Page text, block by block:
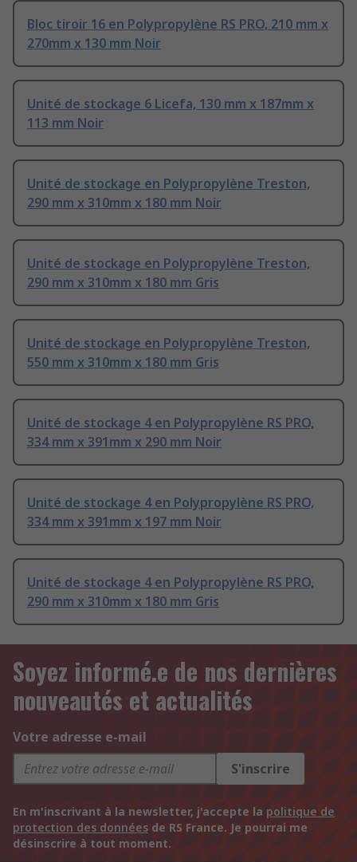
Bloc tiroir 16 en Polypropylène RS PRO, 210 mm x
270mm x 130 mm Noir
Unité de stockage 6 Licefa, 130 mm x 187mm x
113 mm Noir
Unité de stockage en Polypropylène Treston,
290 mm x 310mm x 180 mm Noir
Unité de stockage en Polypropylène Treston,
290 mm x 310mm x 180 mm Gris
Unité de stockage en Polypropylène Treston,
550 mm x 310mm x 180 mm Gris
Unité de stockage 4 en Polypropylène RS PRO,
334 mm x 391mm x 290 mm Noir
Unité de stockage 4 en Polypropylène RS PRO,
334 mm x 391mm x 197 mm Noir
Unité de stockage 4 en Polypropylène RS PRO,
290 mm x 310mm x 180 mm Gris
Soyez informé.e de nos dernières
nouveautés et actualités
Votre adresse e-mail
S'inscrire
En m'inscrivant à la newsletter, j'accepte la politique de
protection des données de RS France. Je pourrai me
désinscrire à tout moment.